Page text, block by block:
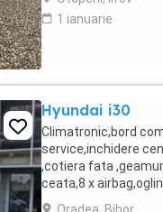
1 ianuarie
Hyundai i30
Climatronic,bord
service,inchidere
,cotiera fata
ceata,8 x
senzori de parcare